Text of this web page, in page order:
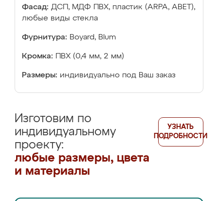
Фасад: ДСП, МДФ ПВХ, пластик (ARPA, ABET),
любые виды стекла
Фурнитура: Boyard, Blum
Кромка: ПВХ (0,4 мм, 2 мм)
Размеры: индивидуально под Ваш заказ
Изготовим по
индивидуальному
проекту:
любые размеры, цвета
и материалы
УЗНАТЬ
ПОДРОБНОСТИ